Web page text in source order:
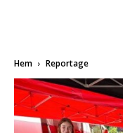
Hem Reportage